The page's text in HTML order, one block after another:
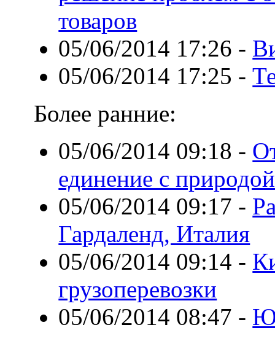
товаров
05/06/2014 17:26 -
05/06/2014 17:25 -
Более ранние:
05/06/2014 09:18 -
единение с природой
05/06/2014 09:17 -
Гардаленд, Италия
05/06/2014 09:14 -
грузоперевозки
05/06/2014 08:47 -